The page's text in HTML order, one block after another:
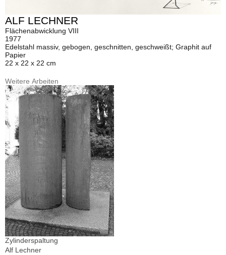
ALF LECHNER
Flächenabwicklung VIII
1977
Edelstahl massiv, gebogen, geschnitten, geschweißt; Graphit auf
Papier
22 x 22 x 22 cm
Weitere Arbeiten
Zylinderspaltung
Alf Lechner